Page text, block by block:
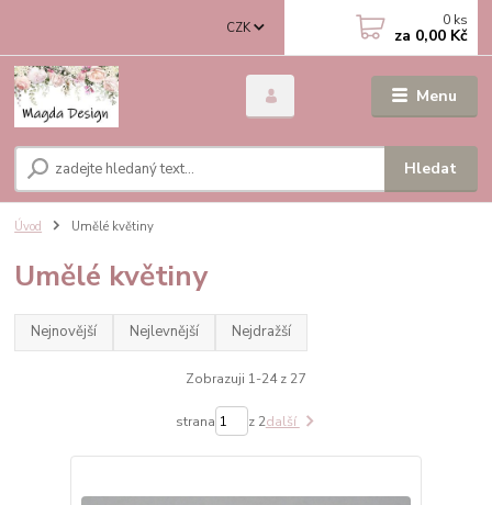
Menu
CZK
Hledat
0 ks
za 0,00 Kč
Úvod Umělé květiny
Umělé květiny
Nejnovější Nejlevnější Nejdražší
Zobrazuji 1-24 z 27
strana z 2další